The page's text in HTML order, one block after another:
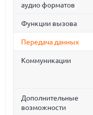
аудио форматов
Функции вызова
Передача данных
Коммуникации
Дополнительные
возможности